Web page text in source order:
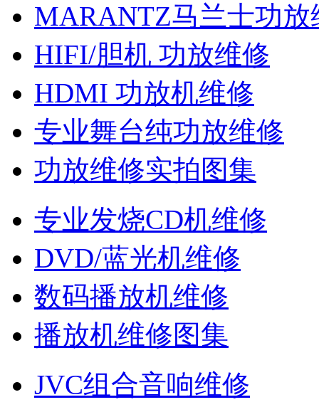
MARANTZ马兰士功放
HIFI/胆机 功放维修
HDMI 功放机维修
专业舞台纯功放维修
功放维修实拍图集
专业发烧CD机维修
DVD/蓝光机维修
数码播放机维修
播放机维修图集
JVC组合音响维修